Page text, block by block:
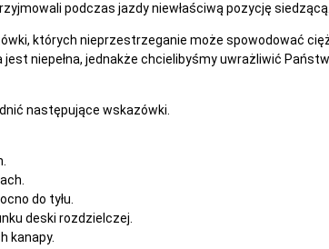
podczas jazdy niewłaściwą pozycję siedzącą.
których nieprzestrzeganie może spowodować
niepełna, jednakże chcielibyśmy uwrażliwić
następujące wskazówki.
do tyłu.
deski rozdzielczej.
kanapy.